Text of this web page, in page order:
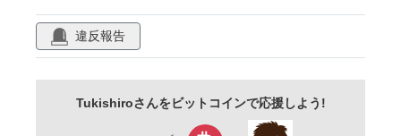
違反報告
Tukishiroさんをビットコインで応援しよう!